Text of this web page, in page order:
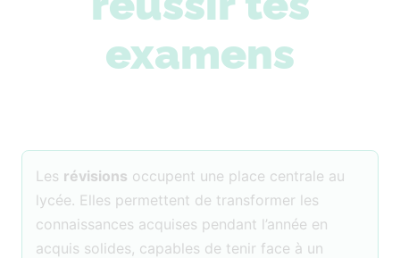
examens
Les révisions occupent une place centrale au
lycée. Elles permettent de transformer les
connaissances acquises pendant l’année en
acquis solides, capables de tenir face à un